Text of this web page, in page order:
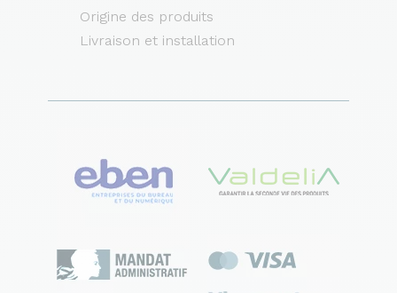
Origine des produits
Livraison et installation